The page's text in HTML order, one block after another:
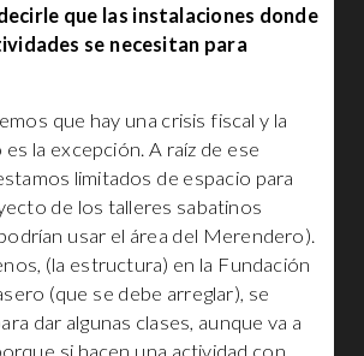
que las instalaciones donde
se necesitan para
que hay una crisis fiscal y la
la excepción. A raíz de ese
limitados de espacio para
de los talleres sabatinos
usar el área del Merendero).
(la estructura) en la Fundación
(que se debe arreglar), se
dar algunas clases, aunque va a
si hacen una actividad con